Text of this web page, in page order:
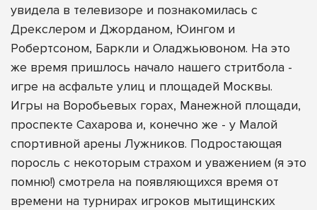
увидела в телевизоре и познакомилась с
Дрекслером и Джорданом, Юингом и
Робертсоном, Баркли и Оладжьювоном. На это
же время пришлось начало нашего стритбола -
игре на асфальте улиц и площадей Москвы.
Игры на Воробьевых горах, Манежной площади,
проспекте Сахарова и, конечно же - у Малой
спортивной арены Лужников. Подростающая
поросль с некоторым страхом и уважением (я это
помню!) смотрела на появляющихся время от
времени на турнирах игроков мытищинских